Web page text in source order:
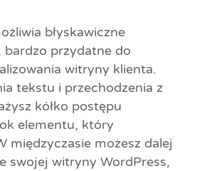
błyskawiczne
bardzo przydatne do
witryny klienta.
tekstu i przechodzenia z
kółko postępu
elementu, który
międzyczasie możesz dalej
swojej witryny WordPress,